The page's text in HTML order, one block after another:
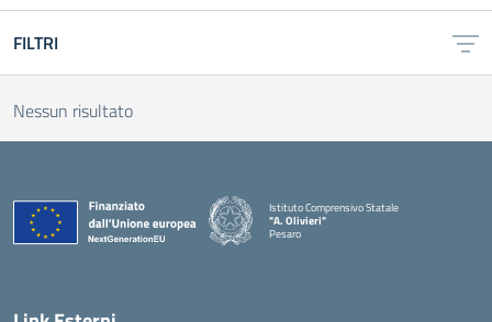
FILTRI
Nessun risultato
Istituto Comprensivo Statale
"A. Olivieri"
Pesaro